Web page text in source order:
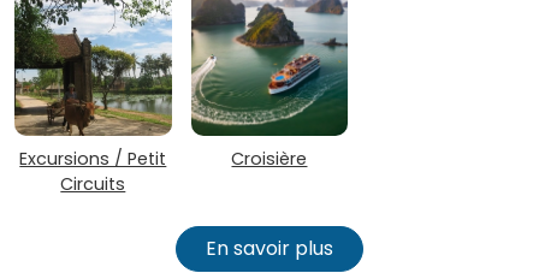
Excursions / Petit
Circuits
Croisière
En savoir plus